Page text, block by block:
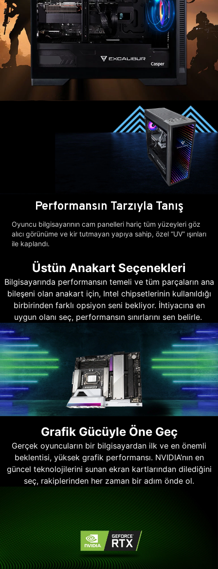
Performansın Tarzıyla Tanış
Oyuncu bilgisayarının cam panelleri hariç tüm yüzeyleri göz
alıcı görünüme ve kir tutmayan yapıya sahip, özel “UV” ışınları
ile kaplandı.
Üstün Anakart Seçenekleri
Bilgisayarında performansın temeli ve tüm parçaların ana
bileşeni olan anakart için, Intel chipsetlerinin kullanıldığı
birbirinden farklı opsiyon seni bekliyor. İhtiyacına en
uygun olanı seç, performansın sınırlarını sen belirle.
Grafik Gücüyle Öne Geç
Gerçek oyuncuların bir bilgisayardan ilk ve en önemli
beklentisi, yüksek grafik performansı. NVIDIA’nın en
güncel teknolojilerini sunan ekran kartlarından dilediğini
seç, rakiplerinden her zaman bir adım önde ol.